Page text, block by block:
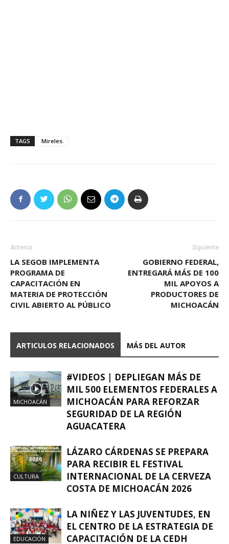
TAGS Mireles.
Anterior
LA SEGOB IMPLEMENTA
PROGRAMA DE
CAPACITACIÓN EN
MATERIA DE PROTECCIÓN
CIVIL ABIERTO AL PÚBLICO
Siguiente
GOBIERNO FEDERAL,
ENTREGARÁ MÁS DE 100
MIL APOYOS A
PRODUCTORES DE
MICHOACÁN
ARTICULOS RELACIONADOS MÁS DEL AUTOR
MICHOACÁN
#VIDEOS | DEPLIEGAN MÁS DE
MIL 500 ELEMENTOS FEDERALES A
MICHOACÁN PARA REFORZAR
SEGURIDAD DE LA REGIÓN
AGUACATERA
CULTURA
LÁZARO CÁRDENAS SE PREPARA
PARA RECIBIR EL FESTIVAL
INTERNACIONAL DE LA CERVEZA
COSTA DE MICHOACÁN 2026
EDUCACIÓN
LA NIÑEZ Y LAS JUVENTUDES, EN
EL CENTRO DE LA ESTRATEGIA DE
CAPACITACIÓN DE LA CEDH